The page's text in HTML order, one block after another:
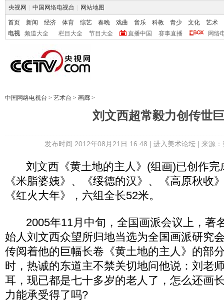
央视网 中国网络电视台 网站地图
首页 新闻 经济 体育 综艺 春晚 戏曲 音乐 科教 青少 文化
艺术
电视
频道大全 栏目大全 节目大全 直播中国 赛事直播 网络
中国网络电视台 > 艺术台 > 画廊 >
刘文西超常毅力创传世
发布时间:2012年08月21日 16:48 | 进入美术论坛| 来源
刘文西《黄土地的主人》(组画)已创作完
《米脂婆姨》、《绥德的汉》、《高原秋收
《红火大年》，六组全长52米。
2005年11月中旬，全国画派会议上，著
始人刘文西众望所归地当选为全国画派研究
传阅着他的巨幅长卷《黄土地的主人》的部
时，热诚的东道主不禁关切地问他说：刘老
耳，现已都是七十多岁的老人了，怎么还画
力能承受得了吗?